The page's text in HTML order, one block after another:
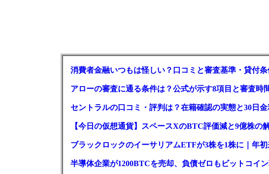
消費者金融いつもは怪しい？口コミと審査基準・貸付
アローの審査に通る条件は？公式が示す8項目と審査時
セントラルの口コミ・評判は？在籍確認の実態と30日
【今日の仮想通貨】スペースXのBTC評価減と9億株の
ブラックロックのイーサリアムETFが3株を1株に｜年
半導体企業が1200BTCを売却、負債ゼロもビットコイ